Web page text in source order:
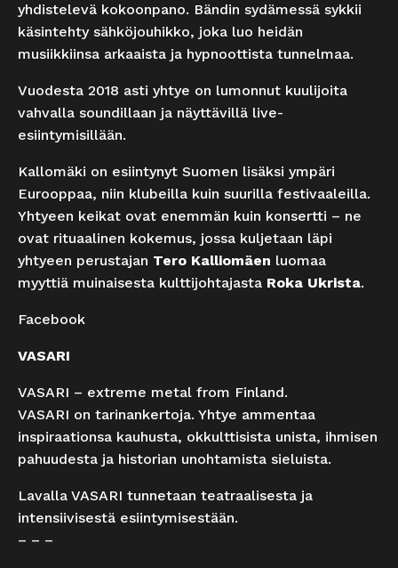
yhdistelevä kokoonpano. Bändin sydämessä sykkii
käsintehty sähköjouhikko, joka luo heidän
musiikkiinsa arkaaista ja hypnoottista tunnelmaa.
Vuodesta 2018 asti yhtye on lumonnut kuulijoita
vahvalla soundillaan ja näyttävillä live-
esiintymisillään.
Kallomäki on esiintynyt Suomen lisäksi ympäri
Eurooppaa, niin klubeilla kuin suurilla festivaaleilla.
Yhtyeen keikat ovat enemmän kuin konsertti – ne
ovat rituaalinen kokemus, jossa kuljetaan läpi
yhtyeen perustajan Tero Kalliomäen luomaa
myyttiä muinaisesta kulttijohtajasta Roka Ukrista.
Facebook
VASARI
VASARI – extreme metal from Finland.
VASARI on tarinankertoja. Yhtye ammentaa
inspiraationsa kauhusta, okkulttisista unista, ihmisen
pahuudesta ja historian unohtamista sieluista.
Lavalla VASARI tunnetaan teatraalisesta ja
intensiivisestä esiintymisestään.
– – –